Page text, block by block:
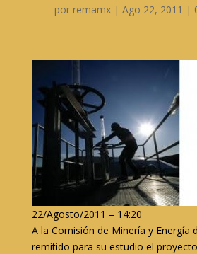
por remamx| Ago 22, 2011 |
22/Agosto/2011 – 14:20
A la Comisión de Minería y Energía
remitido para su estudio el